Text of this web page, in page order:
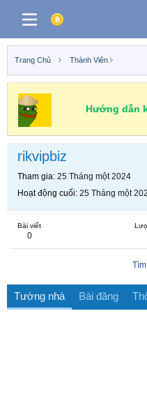
Trang Chủ Thành Viên
Hướng dẫn
rikvipbiz
Tham gia 25 Tháng một 2024
Hoạt động cuối 25 Tháng một
Bài viết
0
Tường nhà Bài đăng